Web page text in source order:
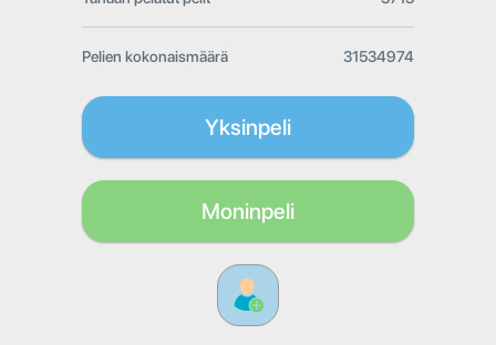
Pelien kokonaismäärä 31534974
Yksinpeli
Moninpeli